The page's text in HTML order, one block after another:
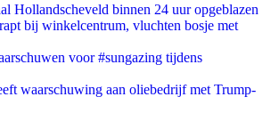
Hollandscheveld binnen 24 uur opgeblazen
bij winkelcentrum, vluchten bosje met
voor #sungazing tijdens
waarschuwing aan oliebedrijf met Trump-